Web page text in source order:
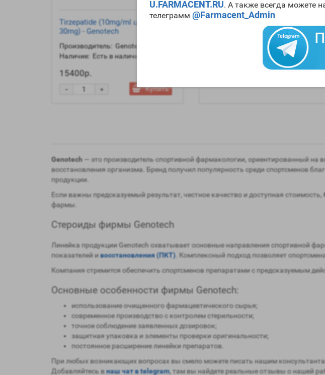
U.FARMACENT.RU. А также всегда можете
телеграмм @Farmacent_Admin
Tirzepatide (10mg/ml цена за
30mg) - Genotech
Производитель: Genotech
Наличие: Есть в наличии
15400р.
+
- Купить
Stano Tech (100tab 10mg/tab) -
Genotech
Нет в наличии
Genotech — это производитель спортивной фармакологии, ориентированный
восстановления организма. Бренд получил популярность среди спортсменов
продукции.
Если важны предсказуемый результат, честное качество и доступная стоимость,
фармы.
Стероиды фирмы Genotech
Линейка продукции Genotech охватывает основные направления спортивной
показателей ивосстановления (ПКТ) . Комплексный подход позволяет
Компания стремится обеспечить спортсменов препаратами с предсказуемым
Основные особенности фирмы Genotech:
использование очищенного фармацевтического сырья;
современное производство с контролем стерильности;
точное соблюдение заявленных дозировок;
защитная упаковка и элементы проверки оригинальности;
постоянное расширение линейки препаратов.
При любых возникающих вопросах вы смело можете писать нашим
Добавляйтесь внаш чат в telegram, там вы найдете реальные отзывы о нашей